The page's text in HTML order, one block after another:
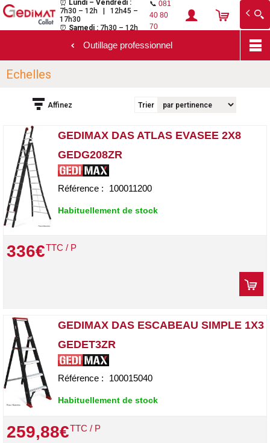
au
Gedimat Collot
Au cœur de l'ouvrage
⏰ Lundi – Vendredi :
7h30 – 12h | 12h45 –
17h30
⏰ Samedi : 7h30 – 12h
📞081
40 80
70
Outillage professionnel
Echelles
Affinez Trier
GEDIMAX DAS ATLAS EVASEE 2X8
GEDG208ZR
Référence : 100011200
Habituellement de stock
336€TTC / P
GEDIMAX DAS ESCABEAU SIMPLE 1X3
GEDET3ZR
Référence : 100015040
Habituellement de stock
259,88€TTC / P